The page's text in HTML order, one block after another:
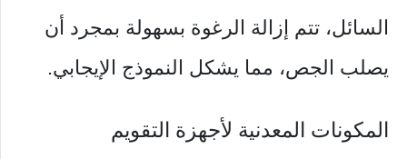
السائل، تتم إزالة الرغوة بسهولة بمجرد أن
يصلب الجص، مما يشكل النموذج الإيجابي.
المكونات المعدنية لأجهزة التقويم